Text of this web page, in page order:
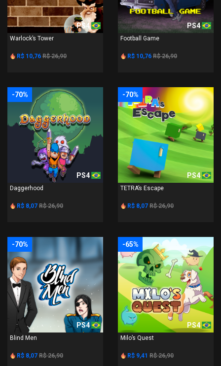
PS4
Warlock’s Tower
R$ 10,76 R$ 26,90
PS4
Football Game
R$ 10,76 R$ 26,90
-70%
PS4
Daggerhood
R$ 8,07 R$ 26,90
-70%
PS4
TETRA’s Escape
R$ 8,07 R$ 26,90
-70%
PS4
Blind Men
R$ 8,07 R$ 26,90
-65%
PS4
Milo’s Quest
R$ 9,41 R$ 26,90